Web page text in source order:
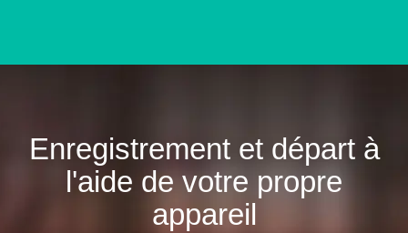
Enregistrement et départ à
l'aide de votre propre
appareil